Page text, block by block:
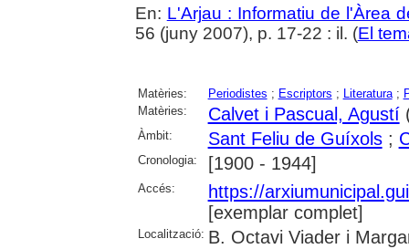
En: L'Arjau : Informatiu de l'Àrea
56 (juny 2007), p. 17-22 : il. (El
Matèries: Periodistes ; Escriptors ; Literatura;
Matèries:
Calvet i Pascual, Agustí
Àmbit: Sant Feliu de Guíxols;
Cronologia: [1900 - 1944]
Accés:
https://
[exemplar complet]
Localització: B. Octavi Viader i